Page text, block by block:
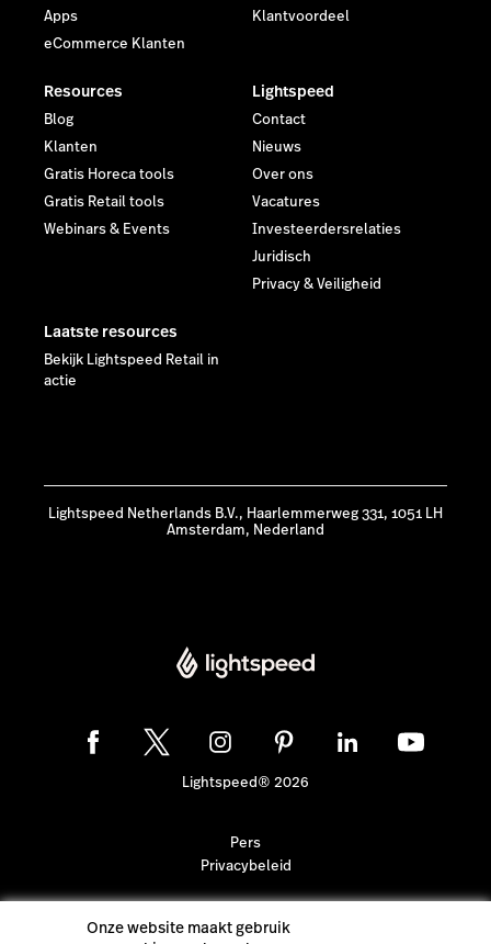
Apps
eCommerce Klanten
Klantvoordeel
Resources
Blog
Klanten
Gratis Horeca tools
Gratis Retail tools
Webinars & Events
Lightspeed
Contact
Nieuws
Over ons
Vacatures
Investeerdersrelaties
Juridisch
Privacy & Veiligheid
Laatste resources
Bekijk Lightspeed Retail in
actie
Lightspeed Netherlands B.V., Haarlemmerweg 331, 1051 LH
Amsterdam, Nederland
Lightspeed® 2026
Pers
Privacybeleid
Onze website maakt gebruik